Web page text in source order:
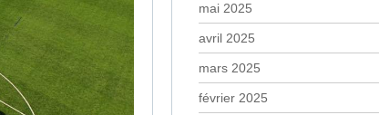
mai 2025
avril 2025
mars 2025
février 2025